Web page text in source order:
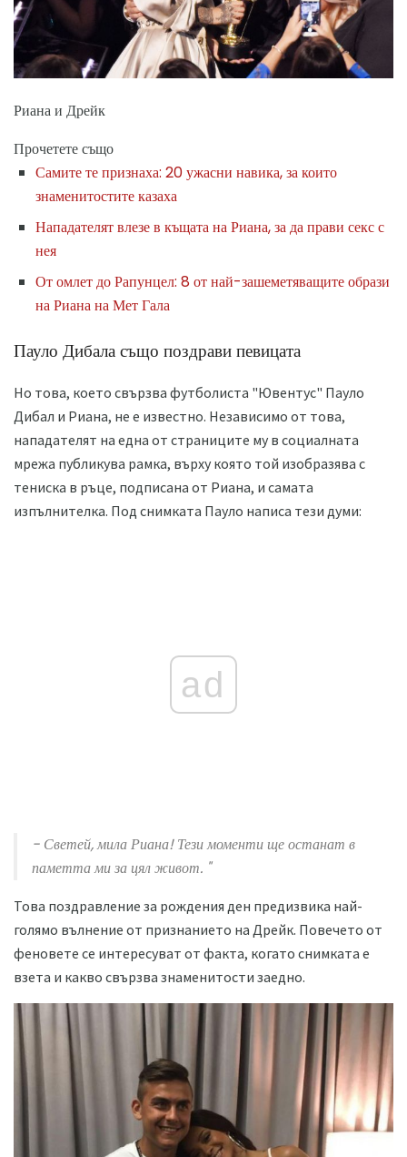
Риана и Дрейк
Прочетете също
Самите те признаха: 20 ужасни навика, за които
знаменитостите казаха
Нападателят влезе в къщата на Риана, за да прави секс с
нея
От омлет до Рапунцел: 8 от най-зашеметяващите образи
на Риана на Мет Гала
Пауло Дибала също поздрави певицата
Но това, което свързва футболиста "Ювентус" Пауло
Дибал и Риана, не е известно. Независимо от това,
нападателят на една от страниците му в социалната
мрежа публикува рамка, върху която той изобразява с
тениска в ръце, подписана от Риана, и самата
изпълнителка. Под снимката Пауло написа тези думи:
ad
- Светей, мила Риана! Тези моменти ще останат в
паметта ми за цял живот. "
Това поздравление за рождения ден предизвика най-
голямо вълнение от признанието на Дрейк. Повечето от
феновете се интересуват от факта, когато снимката е
взета и какво свързва знаменитости заедно.